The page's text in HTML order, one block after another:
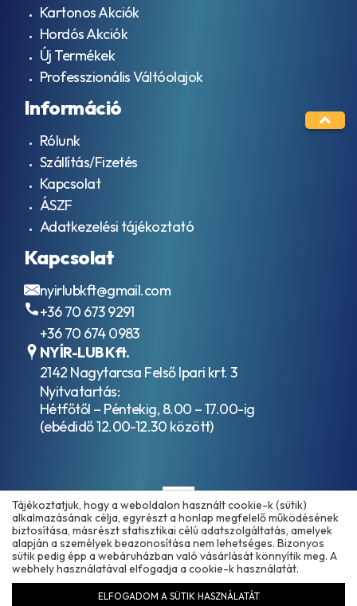
Kartonos Akciók
Hordós Akciók
Új Termékek
Professzionális Váltóolajok
Információ
Rólunk
Szállítás/Fizetés
Kapcsolat
ÁSZF
Adatkezelési tájékoztató
Kapcsolat
nyirlubkft@gmail.com
+36 70 673 9291
+36 70 674 0983
NYÍR-LUB Kft.
2142 Nagytarcsa Felső Ipari krt. 3
Nyitvatartás:
Hétfőtől – Péntekig, 8.00 – 17.00-ig
(ebédidő 12.00-12.30 között)
Copyright © 2025 - 2026 www.olajmarket.hu
Tájékoztatjuk, hogy a weboldalon használt cookie-k (sütik)
alkalmazásának célja, egyrészt a honlap megfelelő működésének
biztosítása, másrészt statisztikai célú adatszolgáltatás, amelyek
alapján a személyek beazonosítása nem lehetséges. Bizonyos
sütik pedig épp a webáruházban való vásárlását könnyítik meg. A
webhely használatával elfogadja a cookie-k használatát.
ELFOGADOM A SÜTIK HASZNÁLATÁT